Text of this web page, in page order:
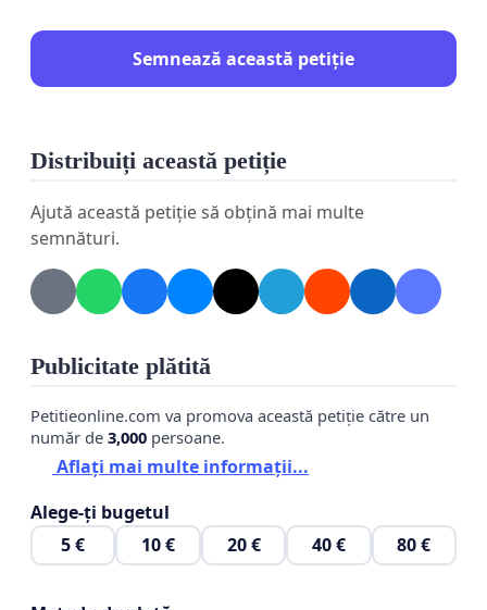
Semnează această petiție
Distribuiți această petiție
Ajută această petiție să obțină mai multe
semnături.
Publicitate plătită
Petitieonline.com va promova această petiție către un
număr de 3,000 persoane.
Aflați mai multe informații...
Alege-ți bugetul
5 €
10 € 20 € 40 € 80 €